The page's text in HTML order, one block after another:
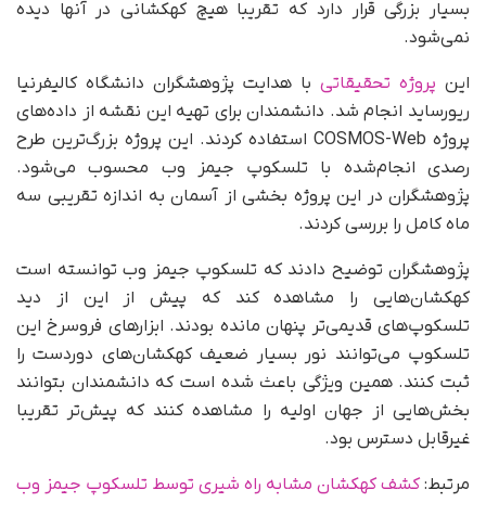
بسیار بزرگی قرار دارد که تقریبا هیچ کهکشانی در آنها دیده
نمی‌شود.
این پروژه تحقیقاتی با هدایت پژوهشگران دانشگاه کالیفرنیا
ریورساید انجام شد. دانشمندان برای تهیه این نقشه از داده‌های
پروژه COSMOS-Web استفاده کردند. این پروژه بزرگ‌ترین طرح
رصدی انجام‌شده با تلسکوپ جیمز وب محسوب می‌شود.
پژوهشگران در این پروژه بخشی از آسمان به اندازه تقریبی سه
ماه کامل را بررسی کردند.
پژوهشگران توضیح دادند که تلسکوپ جیمز وب توانسته است
کهکشان‌هایی را مشاهده کند که پیش از این از دید
تلسکوپ‌های قدیمی‌تر پنهان مانده بودند. ابزارهای فروسرخ این
تلسکوپ می‌توانند نور بسیار ضعیف کهکشان‌های دوردست را
ثبت کنند. همین ویژگی باعث شده است که دانشمندان بتوانند
بخش‌هایی از جهان اولیه را مشاهده کنند که پیش‌تر تقریبا
غیرقابل دسترس بود.
مرتبط:کشف کهکشان مشابه راه شیری توسط تلسکوپ جیمز وب